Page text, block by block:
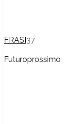
FRASI 37
Futuroprossimo